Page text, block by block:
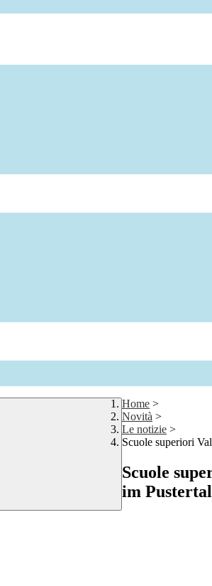
Home >
Novità >
Le notizie >
Scuole superiori
Scuole
im Pustertal